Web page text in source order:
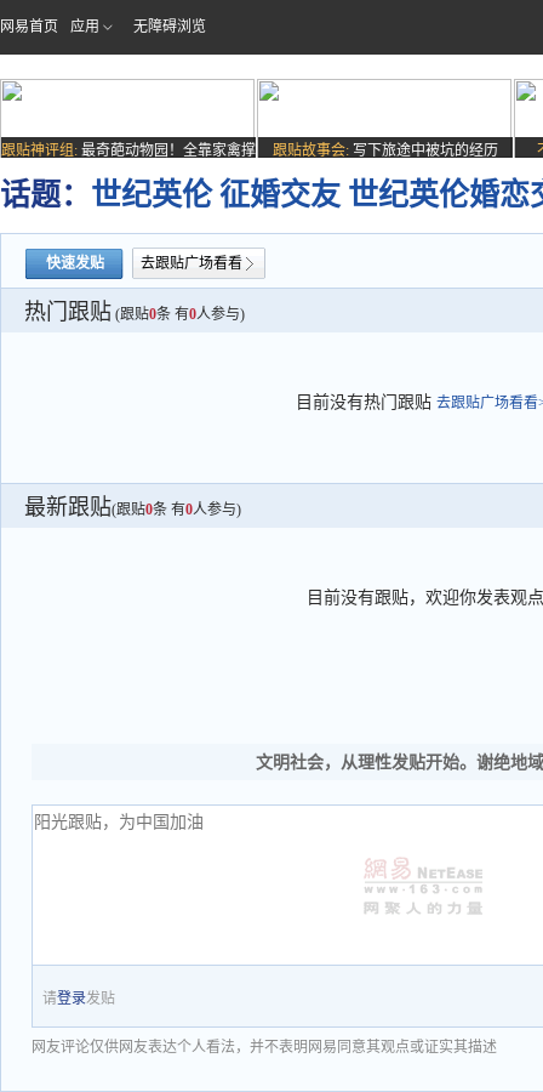
网易首页 应用 无障碍浏览
跟贴神评组: 最奇葩动物园！全靠家禽撑
场子
跟贴故事会: 写下旅途中被坑的经历
话题： 世纪英伦 征婚交友 世纪英伦婚恋
快速发贴 去跟贴广场看看
热门跟贴 (跟贴0条 有0人参与)
目前没有热门跟贴 去跟贴广场看看
最新跟贴(跟贴0条 有0人参与)
目前没有跟贴，欢迎你发表观点
文明社会，从理性发贴开始。谢绝地
请登录发贴
网友评论仅供网友表达个人看法，并不表明网易同意其观点或证实其描述